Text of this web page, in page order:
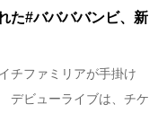
た#ババババンビ、新
チファミリアが手掛け
デビューライブは、チケ